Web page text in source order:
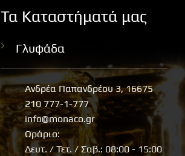
Τα Καταστήματά μας
Γλυφάδα
Ανδρέα Παπανδρέου 3, 16675
210 777-1-777
info@monaco.gr
Ωράριο:
Δευτ. / Τετ. / Σαβ.: 08:00 - 15:00